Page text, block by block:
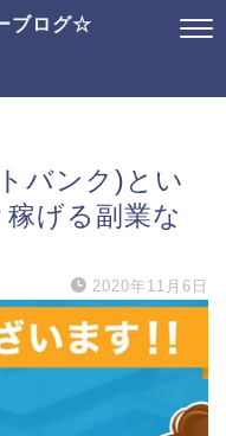
ブログ☆
バンク)とい
げる副業な
2020年11月6日